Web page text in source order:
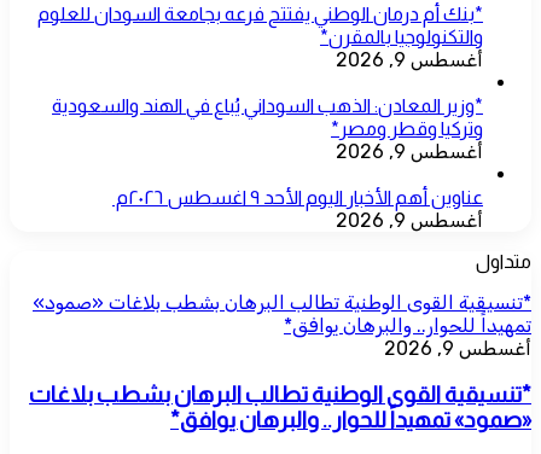
*بنك أم درمان الوطني يفتتح فرعه بجامعة السودان للعلوم
والتكنولوجيا بالمقرن*
أغسطس 9, 2026
*وزير المعادن: الذهب السوداني يُباع في الهند والسعودية
وتركيا وقطر ومصر*
أغسطس 9, 2026
عناوين أهم الأخبار اليوم الأحد ٩ اغسطس ٢٠٢٦م ​
أغسطس 9, 2026
متداول
*تنسيقية القوى الوطنية تطالب البرهان بشطب بلاغات «صمود»
تمهيداً للحوار.. والبرهان يوافق*
أغسطس 9, 2026
*تنسيقية القوى الوطنية تطالب البرهان بشطب بلاغات
«صمود» تمهيداً للحوار.. والبرهان يوافق*